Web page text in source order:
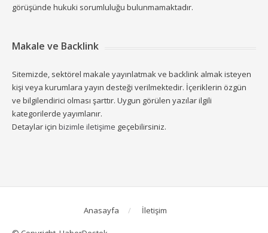
görüşünde hukuki sorumluluğu bulunmamaktadır.
Makale ve Backlink
Sitemizde, sektörel makale yayınlatmak ve backlink almak isteyen
kişi veya kurumlara yayın desteği verilmektedir. İçeriklerin özgün
ve bilgilendirici olması şarttır. Uygun görülen yazılar ilgili
kategorilerde yayımlanır.
Detaylar için bizimle iletişime geçebilirsiniz.
Anasayfa İletişim